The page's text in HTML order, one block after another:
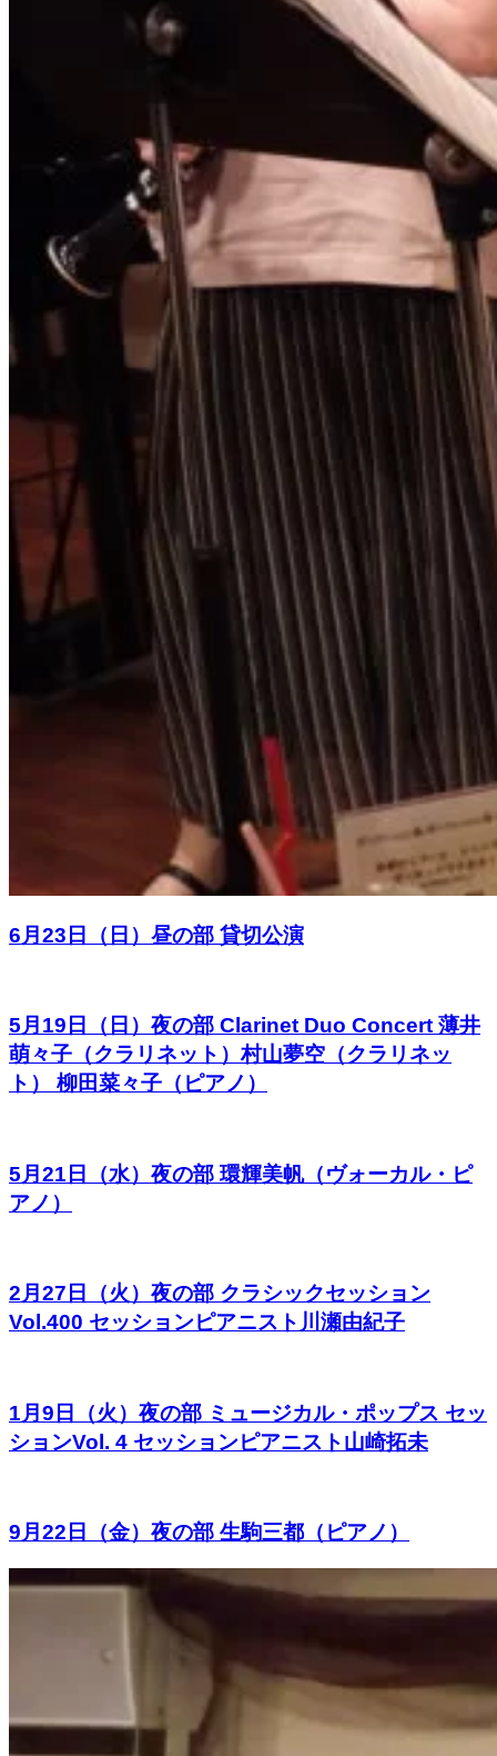
6月23日（日）昼の部 貸切公演
5月19日（日）夜の部 Clarinet Duo Concert 薄井
萌々子（クラリネット）村山夢空（クラリネッ
ト） 柳田菜々子（ピアノ）
5月21日（水）夜の部 環輝美帆（ヴォーカル・ピ
アノ）
2月27日（火）夜の部 クラシックセッション
Vol.400 セッションピアニスト川瀬由紀子
1月9日（火）夜の部 ミュージカル・ポップス セッ
ションVol. 4 セッションピアニスト山崎拓未
9月22日（金）夜の部 生駒三都（ピアノ）